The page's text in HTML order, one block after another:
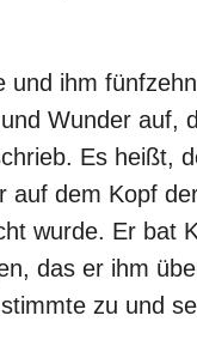
ihm
Wunder auf,
Es heißt,
auf dem Kopf
wurde. Er bat
das er ihm
zu und